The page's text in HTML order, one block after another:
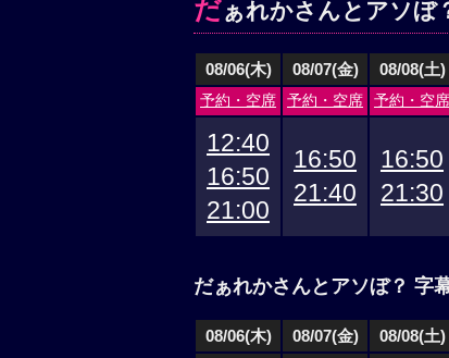
だぁれかさんとアソぼ
08/06(木) 08/07(金) 08/08(土)
予約・空席 予約・空席 予約・空席
12:40
16:50
21:00
16:50
21:40
16:50
21:30
だぁれかさんとアソぼ？ 字
08/06(木) 08/07(金) 08/08(土)